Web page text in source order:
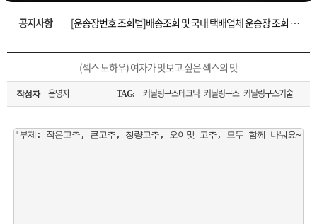
맨
은?
품
구
매
은
꼴
사
섹
스
노
고
객
마
공지사항 [운송장번호 조회법]배송조회 및 국내 택배업체 운송장 조회 하는법
[ios앱 오픈]아이폰 고객 앱설치 가능합니다.
[무인택배함 이용 안내] 집 밖에 주소로 택배 받기
입금확인이 안되는 상황을 대비해 꼭 입금후 고객센터 연락바랍니다.
(섹스 노하우) 여자가 맛보고 싶은 섹스의 맛
작성자 운영자 TAG: 커닐링구스테크닉 커닐링구스 커닐링구스기술
"부제: 작은고추, 큰고추, 청량고추, 오이맛 고추, 모두 함께 나눠요~